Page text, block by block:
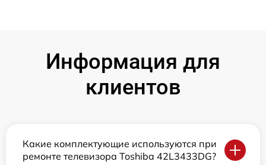
Информация для
клиентов
Какие комплектующие используются при
ремонте телевизора Toshiba 42L3433DG?